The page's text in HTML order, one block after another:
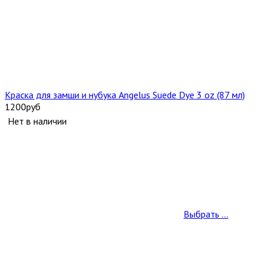
Краска для замши и нубука Angelus Suede Dye 3 oz (87 мл)
1200руб
Нет в наличии
Выбрать ...